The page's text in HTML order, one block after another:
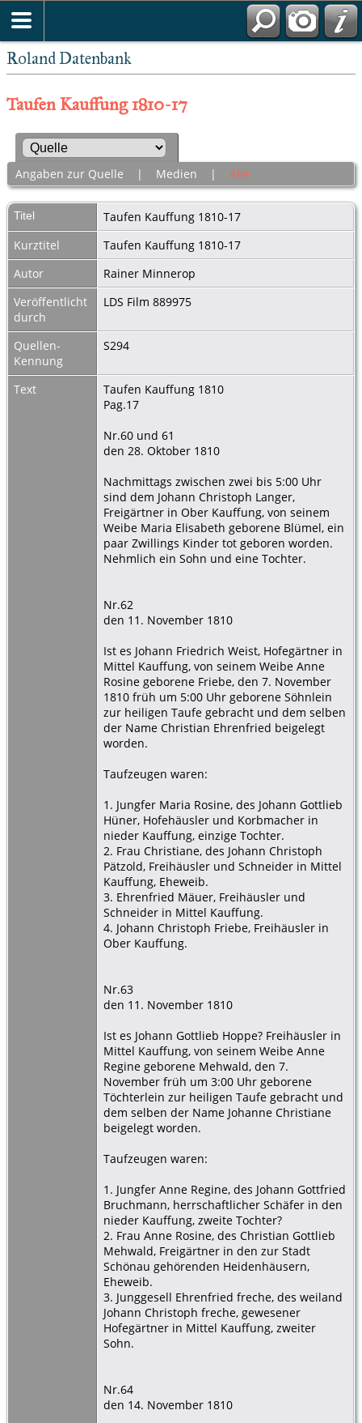
Roland Datenbank
Taufen Kauffung 1810-17
Angaben zur Quelle | Medien | Alle
Titel
Taufen Kauffung 1810-17
Kurztitel
Taufen Kauffung 1810-17
Autor
Rainer Minnerop
Veröffentlicht
durch
LDS Film 889975
Quellen-
Kennung
S294
Text
Taufen Kauffung 1810
Pag.17
Nr.60 und 61
den 28. Oktober 1810
Nachmittags zwischen zwei bis 5:00 Uhr
sind dem Johann Christoph Langer,
Freigärtner in Ober Kauffung, von seinem
Weibe Maria Elisabeth geborene Blümel, ein
paar Zwillings Kinder tot geboren worden.
Nehmlich ein Sohn und eine Tochter.
Nr.62
den 11. November 1810
Ist es Johann Friedrich Weist, Hofegärtner in
Mittel Kauffung, von seinem Weibe Anne
Rosine geborene Friebe, den 7. November
1810 früh um 5:00 Uhr geborene Söhnlein
zur heiligen Taufe gebracht und dem selben
der Name Christian Ehrenfried beigelegt
worden.
Taufzeugen waren:
1. Jungfer Maria Rosine, des Johann Gottlieb
Hüner, Hofehäusler und Korbmacher in
nieder Kauffung, einzige Tochter.
2. Frau Christiane, des Johann Christoph
Pätzold, Freihäusler und Schneider in Mittel
Kauffung, Eheweib.
3. Ehrenfried Mäuer, Freihäusler und
Schneider in Mittel Kauffung.
4. Johann Christoph Friebe, Freihäusler in
Ober Kauffung.
Nr.63
den 11. November 1810
Ist es Johann Gottlieb Hoppe? Freihäusler in
Mittel Kauffung, von seinem Weibe Anne
Regine geborene Mehwald, den 7.
November früh um 3:00 Uhr geborene
Töchterlein zur heiligen Taufe gebracht und
dem selben der Name Johanne Christiane
beigelegt worden.
Taufzeugen waren:
1. Jungfer Anne Regine, des Johann Gottfried
Bruchmann, herrschaftlicher Schäfer in den
nieder Kauffung, zweite Tochter?
2. Frau Anne Rosine, des Christian Gottlieb
Mehwald, Freigärtner in den zur Stadt
Schönau gehörenden Heidenhäusern,
Eheweib.
3. Junggesell Ehrenfried freche, des weiland
Johann Christoph freche, gewesener
Hofegärtner in Mittel Kauffung, zweiter
Sohn.
Nr.64
den 14. November 1810